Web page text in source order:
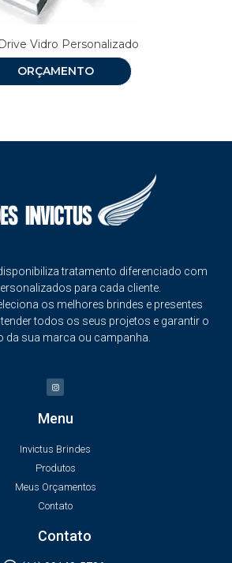
Vidro Personalizado
ORÇAMENTO
tratamento diferenciado com
para cada cliente.
os melhores brindes e presentes
todos os seus projetos e garantir o
da sua marca ou campanha.
Menu
Invictus Brindes
Produtos
Meus Orçamentos
Contato
Contato